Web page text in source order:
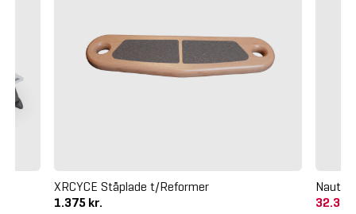
XRCYCE Ståplade t/Reformer
1.375 kr.